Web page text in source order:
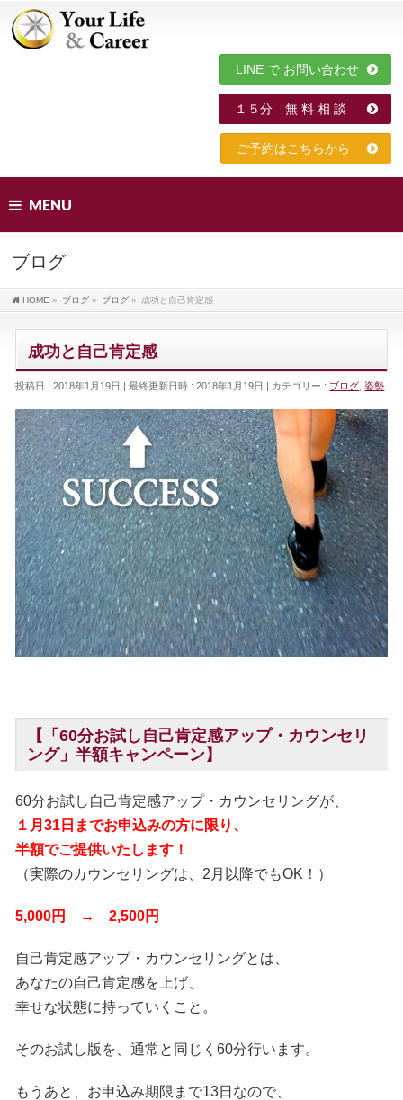
LINE で お問い合わせ
１５分 無 料 相 談
ご予約はこちらから
MENU
ブログ
HOME » ブログ » ブログ » 成功と自己肯定感
成功と自己肯定感
投稿日 : 2018年1月19日 最終更新日時 : 2018年1月19日 カテゴリー : ブログ ,姿勢
【「60分お試し自己肯定感アップ・カウンセリ
ング」半額キャンペーン】
60分お試し自己肯定感アップ・カウンセリングが、
１月31日までお申込みの方に限り、
半額でご提供いたします！
（実際のカウンセリングは、2月以降でもOK！）
5,000円→ 2,500円
自己肯定感アップ・カウンセリングとは、
あなたの自己肯定感を上げ、
幸せな状態に持っていくこと。
そのお試し版を、通常と同じく60分行います。
もうあと、お申込み期限まで13日なので、